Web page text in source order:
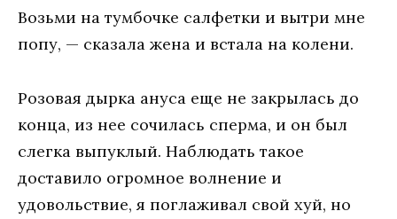
Возьми на тумбочке салфетки и вытри мне
попу, — сказала жена и встала на колени.
Розовая дырка ануса еще не закрылась до
конца, из нее сочилась сперма, и он был
слегка выпуклый. Наблюдать такое
доставило огромное волнение и
удовольствие, я поглаживал свой хуй, но